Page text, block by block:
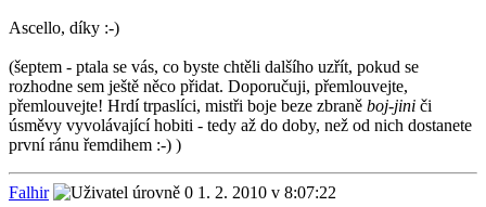
Ascello, díky :-)
(šeptem - ptala se vás, co byste chtěli dalšího uzřít, pokud se
rozhodne sem ještě něco přidat. Doporučuji, přemlouvejte,
přemlouvejte! Hrdí trpaslíci, mistři boje beze zbraně boj-jini či
úsměvy vyvolávající hobiti - tedy až do doby, než od nich dostanete
první ránu řemdihem :-) )
Falhir
1. 2. 2010 v 8:07:22